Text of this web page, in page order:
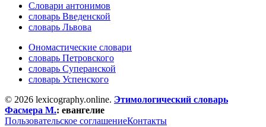
Словари антонимов
словарь Введенской
словарь Львова
Ономастические словари
словарь Петровского
словарь Суперанской
словарь Успенского
© 2026 lexicography.online. Этимологический словарь
Фасмера М.: евангелие
Пользовательское соглашениеКонтакты